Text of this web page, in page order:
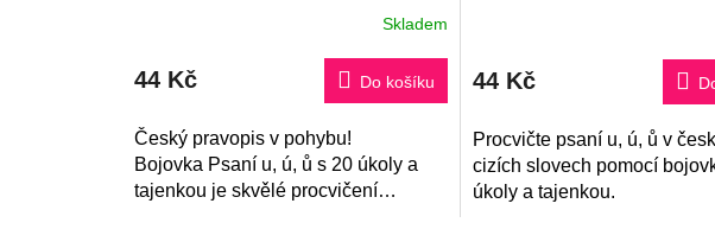
Skladem
44 Kč Do košíku
Český pravopis v pohybu!
Bojovka Psaní u, ú, ů s 20 úkoly a
tajenkou je skvělé procvičení
44 Kč
Procvičte psaní u, ú, ů v
cizích slovech pomocí
úkoly a tajenkou.